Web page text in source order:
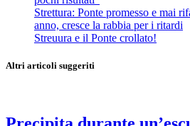
Strettura: Ponte promesso e mai
anno, cresce la rabbia per i ritardi
Streuura e il Ponte crollato!
Altri articoli suggeriti